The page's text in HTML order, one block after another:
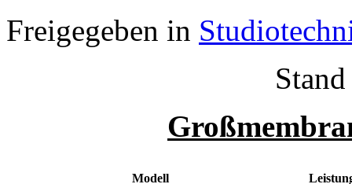
Freigegeben in
Modell